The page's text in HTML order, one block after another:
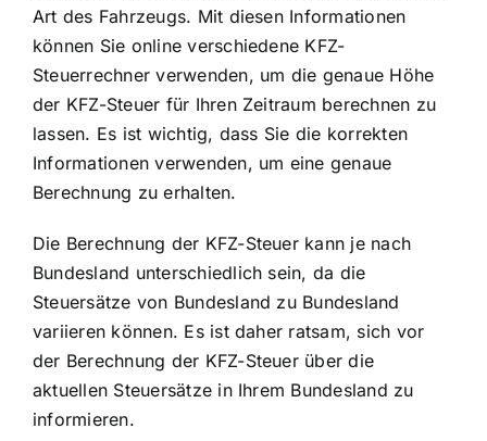
Art des Fahrzeugs. Mit diesen Informationen
können Sie online verschiedene KFZ-
Steuerrechner verwenden, um die genaue Höhe
der KFZ-Steuer für Ihren Zeitraum berechnen zu
lassen. Es ist wichtig, dass Sie die korrekten
Informationen verwenden, um eine genaue
Berechnung zu erhalten.
Die Berechnung der KFZ-Steuer kann je nach
Bundesland unterschiedlich sein, da die
Steuersätze von Bundesland zu Bundesland
variieren können. Es ist daher ratsam, sich vor
der Berechnung der KFZ-Steuer über die
aktuellen Steuersätze in Ihrem Bundesland zu
informieren.